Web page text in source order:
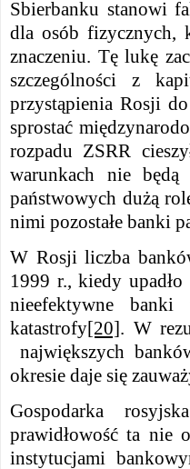
Sbierbanku stanowi
dla osób fizycznych,
znaczeniu. Tę lukę
szczególności z
przystąpienia Rosji
sprostać
rozpadu ZSRR
warunkach nie będą
państwowych dużą
nimi pozostałe banki
W Rosji liczba
1999 r., kiedy
nieefektywne
katastrofy[20]. W
największych
okresie daje się
Gospodarka
prawidłowość ta nie
instytucjami